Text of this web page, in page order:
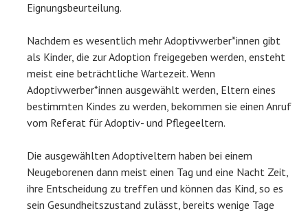
Eignungsbeurteilung.
Nachdem es wesentlich mehr Adoptivwerber*innen gibt
als Kinder, die zur Adoption freigegeben werden, ensteht
meist eine beträchtliche Wartezeit. Wenn
Adoptivwerber*innen ausgewählt werden, Eltern eines
bestimmten Kindes zu werden, bekommen sie einen Anruf
vom Referat für Adoptiv- und Pflegeeltern.
Die ausgewählten Adoptiveltern haben bei einem
Neugeborenen dann meist einen Tag und eine Nacht Zeit,
ihre Entscheidung zu treffen und können das Kind, so es
sein Gesundheitszustand zulässt, bereits wenige Tage